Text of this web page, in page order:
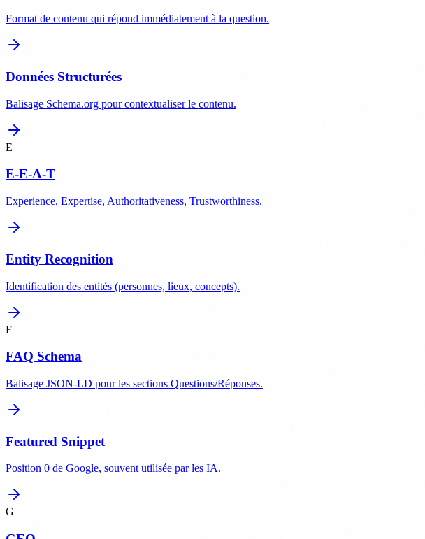
Format de contenu qui répond immédiatement à la question.
Données Structurées
Balisage Schema.org pour contextualiser le contenu.
E
E-E-A-T
Experience, Expertise, Authoritativeness, Trustworthiness.
Entity Recognition
Identification des entités (personnes, lieux, concepts).
F
FAQ Schema
Balisage JSON-LD pour les sections Questions/Réponses.
Featured Snippet
Position 0 de Google, souvent utilisée par les IA.
G